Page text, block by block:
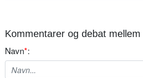
Kommentarer og debat
Navn*: